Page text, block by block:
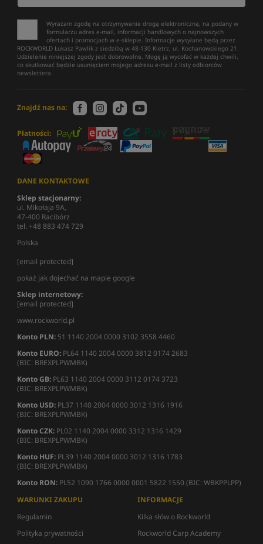
Wyrażam zgodę na otrzymywanie drogą elektroniczną, na podany w
formularzu adres e-mail, informacji handlowych o najnowszych
ofertach i promocjach w e-sklepie. Informacje wysyłane będą przez
ROCKWORLD Łukasz Pawlik z siedzibą w 48-130 Kietrz, ul. Kochanowskiego 21.
Udzielenie niniejszej zgody jest dobrowolne. Mogę ją wycofać w każdej chwili,
co skutkować będzie usunięciem mojego adresu e-mail z listy odbiorców
newslettera.
Znajdź nas na:
Płatności:
DANE KONTAKTOWE
Sklep stacjonarny:
ul. Mikołaja 9A,
47-400 Racibórz
tel. +48 883 474 729
Polska
[email protected]
pokaż jak dojechać na mapie google
Sklep internetowy:
[email protected]
www.rockworld.pl
Konto PLN: 51 1140 2004 0000 3102 3558 4460
Konto EURO: PL64 1140 2004 0000 3812 0174 2683
(BIC: BREXPLPWMBK)
Konto GB: PL63 1140 2004 0000 3112 0174 3723
(BIC: BREXPLPWMBK)
Konto USD: PL37 1140 2004 0000 3012 1316 1916
(BIC: BREXPLPWMBK)
Konto CZK: PL02 1140 2004 0000 3312 1316 1429
(BIC: BREXPLPWMBK)
Konto HUF: PL39 1140 2004 0000 3012 1316 1783
(BIC: BREXPLPWMBK)
Konto RON: PL52 1090 1766 0000 0001 5822 1550 (BIC: WBKPPLPP)
WARUNKI ZAKUPU
Regulamin
Polityka prywatności
INFORMACJE
Kilka słów o Rockworld
Rockworld Carp Academy